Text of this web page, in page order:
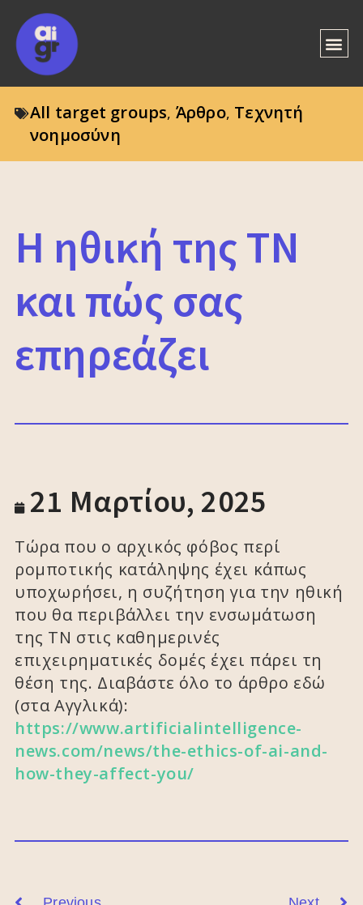
All target groups, Άρθρο, Τεχνητή
νοημοσύνη
Η ηθική της ΤΝ
και πώς σας
επηρεάζει
21 Μαρτίου, 2025
Τώρα που ο αρχικός φόβος περί
ρομποτικής κατάληψης έχει κάπως
υποχωρήσει, η συζήτηση για την ηθική
που θα περιβάλλει την ενσωμάτωση
της ΤΝ στις καθημερινές
επιχειρηματικές δομές έχει πάρει τη
θέση της. Διαβάστε όλο το άρθρο εδώ
(στα Αγγλικά):
https://www.artificialintelligence-
news.com/news/the-ethics-of-ai-and-
how-they-affect-you/